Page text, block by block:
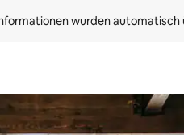
wurden